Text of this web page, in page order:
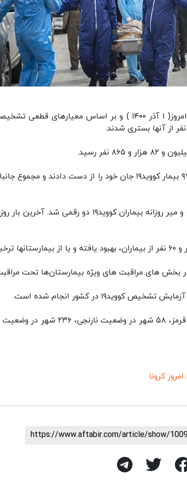
کرونا
https://www.aftabir.com/article/show/